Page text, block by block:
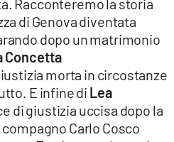
di Genova diventata
dopo un matrimonio
Concetta
morta in circostanze
E infine di Lea
di giustizia uccisa dopo la
Carlo Cosco